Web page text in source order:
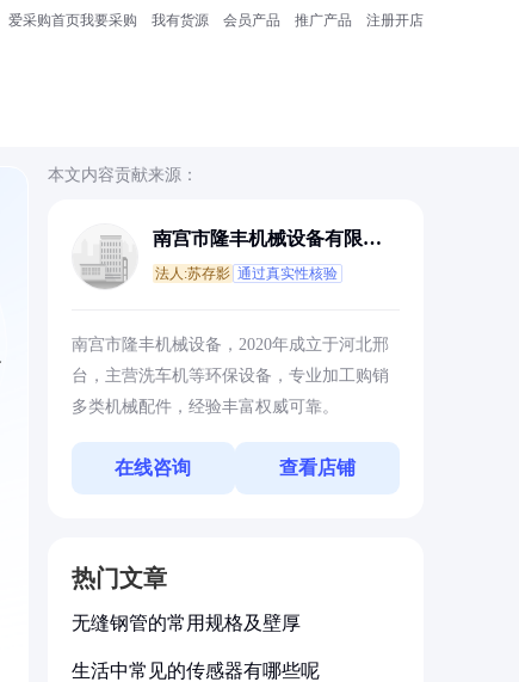
爱采购首页我要采购 我有货源 会员产品 推广产品 注册开店
本文内容贡献来源：
南宫市隆丰机械设备有限公
法人:苏存影 通过真实性核验
南宫市隆丰机械设备，2020年成立于河北邢
台，主营洗车机等环保设备，专业加工购销
多类机械配件，经验丰富权威可靠。
在线咨询 查看店铺
热门文章
无缝钢管的常用规格及壁厚
生活中常见的传感器有哪些呢